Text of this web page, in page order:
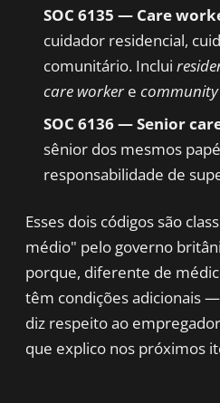
SOC 6135 — Care
cuidador residencial,
comunitário. Inclui
care workere
SOC 6136 — Senior
sênior dos mesmos
responsabilidade de
Esses dois códigos são
médio" pelo governo
porque, diferente de
têm condições adicionais
diz respeito ao
que explico nos próximos